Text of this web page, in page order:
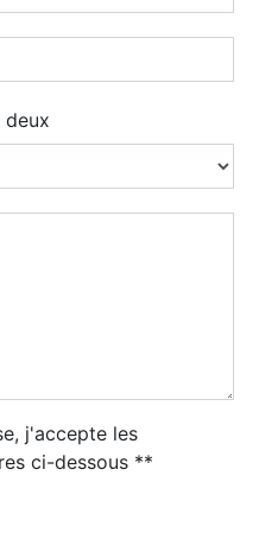
j'accepte les
ci-dessous **